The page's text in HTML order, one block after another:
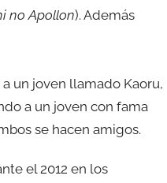
no Apollon). Además
un joven llamado Kaoru,
a un joven con fama
se hacen amigos.
el 2012 en los